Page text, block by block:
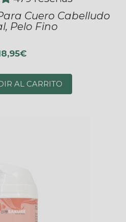
Cuero Cabelludo
Pelo Fino
AL CARRITO